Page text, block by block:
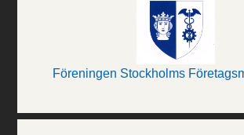
Föreningen Stockholms